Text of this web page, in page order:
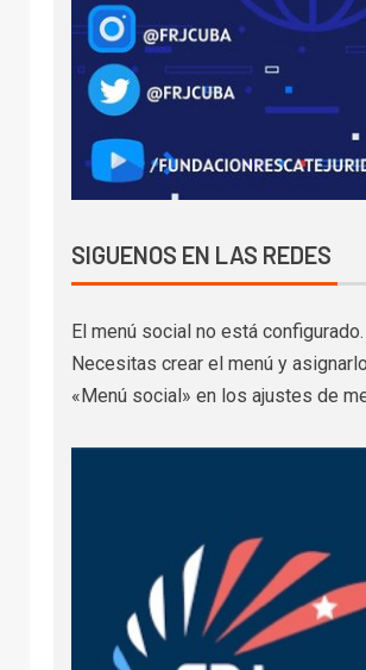
SIGUENOS EN LAS REDES
El menú social no está configurado.
Necesitas crear el menú y
«Menú social» en los ajustes de